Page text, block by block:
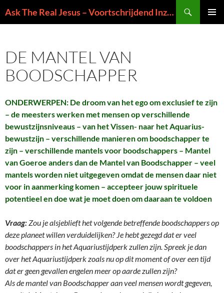
naar
Ask The Real Jesus – Voortschrijdend Inzicht in de Zin van het Leven
DE MANTEL VAN
BOODSCHAPPER
ONDERWERPEN: De droom van het ego om exclusief te zijn
– de meesters werken met mensen op verschillende
bewustzijnsniveaus – van het Vissen- naar het Aquarius-
bewustzijn – verschillende manieren om boodschapper te
zijn – verschillende mantels voor boodschappers – Mantel
van Goeroe anders dan de Mantel van Boodschapper – veel
mantels worden niet uitgegeven omdat de mensen daar niet
voor in aanmerking komen – accepteer jouw spirituele
potentieel en doe wat je moet doen om daaraan te voldoen
Vraag:Zou je alsjeblieft het volgende betreffende boodschappers op
deze planeet willen verduidelijken? Je hebt gezegd dat er veel
boodschappers in het Aquariustijdperk zullen zijn. Spreek je dan
over het Aquariustijdperk zoals nu op dit moment of over een tijd
dat er geen gevallen engelen meer op aarde zullen zijn?
Als de mantel van Boodschapper aan veel mensen wordt gegeven,